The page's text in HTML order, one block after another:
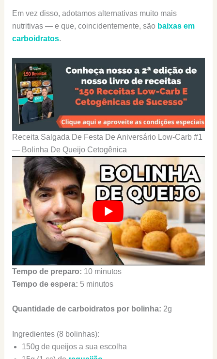
Em vez disso, adotamos alternativas muito mais
nutritivas — e que, coincidentemente, são baixas em
carboidratos.
Receita Salgada De Festa De Aniversário Low-Carb #1
— Bolinha De Queijo Cetogênica
Tempo de preparo: 10 minutos
Tempo de espera: 5 minutos
Quantidade de carboidratos por bolinha: 2g
Ingredientes (8 bolinhas):
150g de queijos a sua escolha